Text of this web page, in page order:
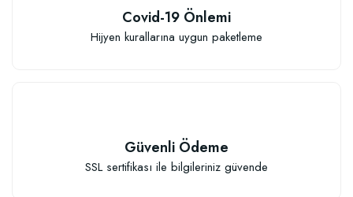
Covid-19 Önlemi
Hijyen kurallarına uygun paketleme
Güvenli Ödeme
SSL sertifikası ile bilgileriniz güvende